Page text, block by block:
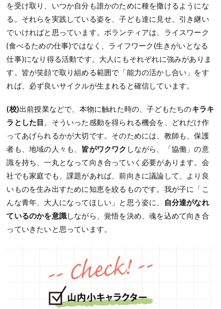
を受け取り、いつか自分も誰かのために種を撒けるようにな
る。それらを実践している姿を、子ども達に見せ、引き継い
でいければと思っています。ボランティアは、ライスワーク
(食べるための仕事)ではなく、ライフワーク(生きがいとなる
仕事)になり得る活動です。大人にもそれぞれに強みがありま
す。皆が笑顔で取り組める範囲で「能力の活かし合い」をす
れば、必ず良いサイクルが生まれると確信しています。
(校)出前授業などで、本物に触れた時の、子どもたちのキラキ
ラとした目 。そういった感動を得られる機会を、どれだけ作
ってあげられるかが大切です。そのためには、教師も、保護
者も、地域の人々も、 皆がワクワク しながら、「協働」の意
識を持ち、一丸となって向き合っていく必要があります。会
社でも家庭でも、課題があれば、前向きに議論して、より良
いものを生み出すために知恵を絞るものです。我が子に「こ
んな青年、大人になってほしい」と思う姿に、
自分達がなれ
ているのかを意識しながら、覚悟を決め、魂を込めて向き合
っていきたいと思っています。